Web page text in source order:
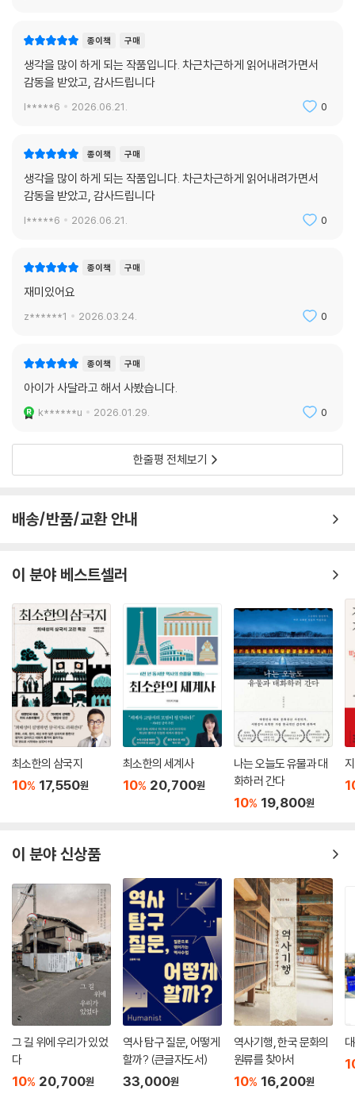
종이책 구매
생각을 많이 하게 되는 작품입니다. 차근차근하게 읽어내려가면서
감동을 받았고, 감사드립니다
l*****6 2026.06.21. 0
종이책 구매
생각을 많이 하게 되는 작품입니다. 차근차근하게 읽어내려가면서
감동을 받았고, 감사드립니다
l*****6 2026.06.21. 0
종이책 구매
재미있어요
z******1 2026.03.24. 0
종이책 구매
아이가 사달라고 해서 사봤습니다.
k******u 2026.01.29. 0
한줄평 전체보기
배송/반품/교환 안내
이 분야 베스트셀러
최소한의 삼국지
10% 17,550원
최소한의 세계사
10% 20,700원
나는 오늘도 유물과 대
화하러 간다
10% 19,800원
이 분야 신상품
그 길 위에 우리가 있었
다
10% 20,700원
역사 탐구 질문, 어떻게
할까? (큰글자도서)
33,000원
역사기행, 한국 문화의
원류를 찾아서
10% 16,200원